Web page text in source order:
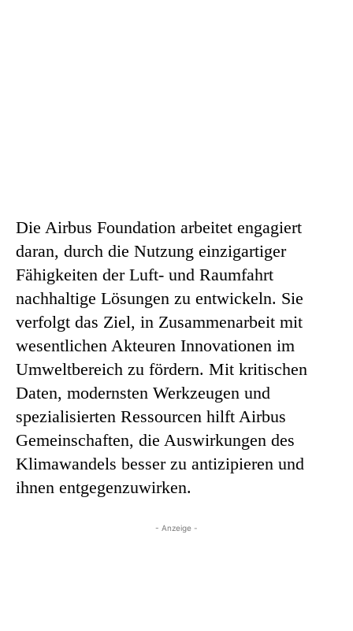
Die Airbus Foundation arbeitet engagiert
daran, durch die Nutzung einzigartiger
Fähigkeiten der Luft- und Raumfahrt
nachhaltige Lösungen zu entwickeln. Sie
verfolgt das Ziel, in Zusammenarbeit mit
wesentlichen Akteuren Innovationen im
Umweltbereich zu fördern. Mit kritischen
Daten, modernsten Werkzeugen und
spezialisierten Ressourcen hilft Airbus
Gemeinschaften, die Auswirkungen des
Klimawandels besser zu antizipieren und
ihnen entgegenzuwirken.
- Anzeige -